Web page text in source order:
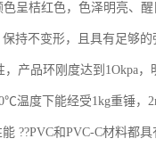
呈桔红色，色泽明亮、
不变形，且具有足够的
产品环刚度达到1Okpa
温度下能经受1kg重锤
??PVC和PVC-C材料都